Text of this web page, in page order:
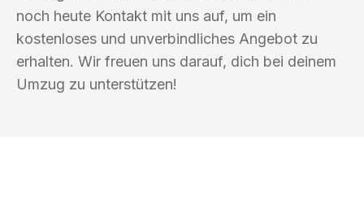
noch heute Kontakt mit uns auf, um ein
kostenloses und unverbindliches Angebot zu
erhalten. Wir freuen uns darauf, dich bei deinem
Umzug zu unterstützen!